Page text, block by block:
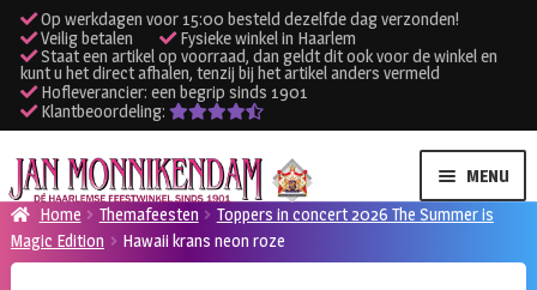
Op werkdagen voor 15:00 besteld dezelfde dag verzonden!
Veilig betalen
Fysieke winkel in Haarlem
Staat een artikel op voorraad, dan geldt dit ook voor de winkel en
kunt u het direct afhalen, tenzij bij het artikel anders vermeld
Hofleverancier: een begrip sinds 1901
Klantbeoordeling:
Ga
door
naar
navigatie
Ga
naar
de
inhoud
MENU
Verhuur kleding
Home Themafeesten
Toppers in concert 2026 The Summer is
Magic Edition
Hawaii krans neon roze